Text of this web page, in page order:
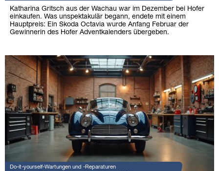
Katharina Gritsch aus der Wachau war im Dezember bei Hofer
einkaufen. Was unspektakulär begann, endete mit einem
Hauptpreis: Ein Skoda Octavia wurde Anfang Februar der
Gewinnerin des Hofer Adventkalenders übergeben.
Do-it-yourself-Wartungen und -Reparaturen